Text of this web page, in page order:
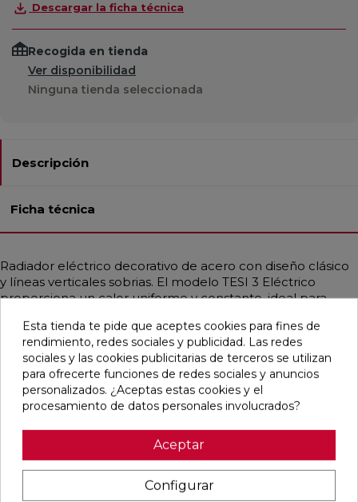
Descargar la ficha técnica
Recogida en tienda
Ver disponibilidad
Ninguna tienda seleccionada
Descripción
Ficha técnica
Radiador eléctrico decorativo de acero con diseño clásico
y líneas verticales sobrias. El modelo TESI 3 Eléctrico
proporciona un calor uniforme y constante, ideal para
Disponible en diferentes medidas, con potencias de 500 a
2000 W. Incluye resistencia eléctrica con termostato
electrónico y control remoto digital programable. Dispone
de funciones avanzadas como detección de ventanas
abiertas, modo vacaciones, seguridad infantil y
programación adaptativa. Acabado en Blanco Estándar o
en una amplia gama de Acabados Irsap.
Esta tienda te pide que aceptes cookies para fines de
rendimiento, redes sociales y publicidad. Las redes
sociales y las cookies publicitarias de terceros se utilizan
para ofrecerte funciones de redes sociales y anuncios
personalizados. ¿Aceptas estas cookies y el
procesamiento de datos personales involucrados?
Aceptar
Configurar